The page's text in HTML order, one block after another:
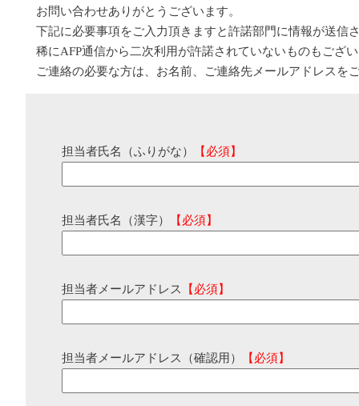
お問い合わせありがとうございます。
下記に必要事項をご入力頂きますと許諾部門に情報が送信
稀にAFP通信から二次利用が許諾されていないものもござ
ご連絡の必要な方は、お名前、ご連絡先メールアドレスを
担当者氏名（ふりがな） 【必須】
担当者氏名（漢字） 【必須】
担当者メールアドレス 【必須】
担当者メールアドレス（確認用） 【必須】